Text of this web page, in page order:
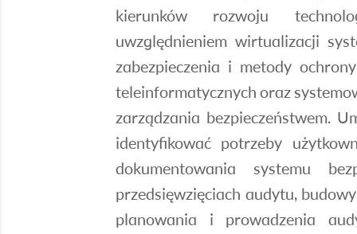
kierunków rozwoju
uwzględnieniem wirtualizacji
zabezpieczenia i metody
teleinformatycznych oraz
zarządzania bezpieczeństwem.
identyfikować potrzeby
dokumentowania systemu
przedsięwzięciach audytu,
planowania i prowadzenia